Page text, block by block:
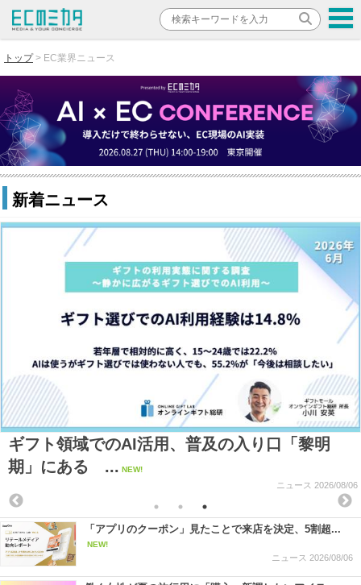
トップ EC業界ニュース
新着ニュース
ギフト領域でのAI活用、普及の入り口「黎明
期」にある ... NEW!
ニュース 2026/08/06
「アプリのクーポン」見たことで来店を決定、5割超...
NEW!
ニュース 2026/08/06